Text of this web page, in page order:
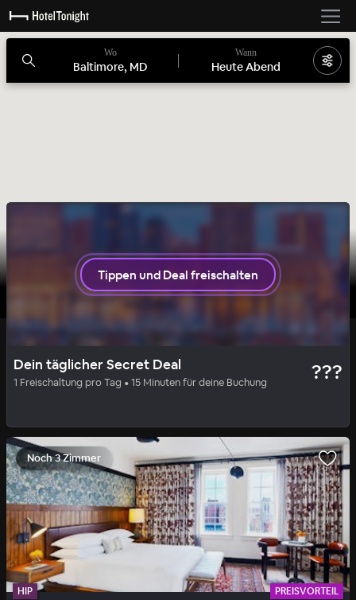
Wo
Baltimore, MD
Wann
Heute Abend
Lord Baltimore Hotel
Tippen und Deal freischalten
Dein täglicher Secret Deal
1 Freischaltung pro Tag • 15 Minuten für deine Buchung ???
Noch 3 Zimmer
HIP PREISVORTEIL